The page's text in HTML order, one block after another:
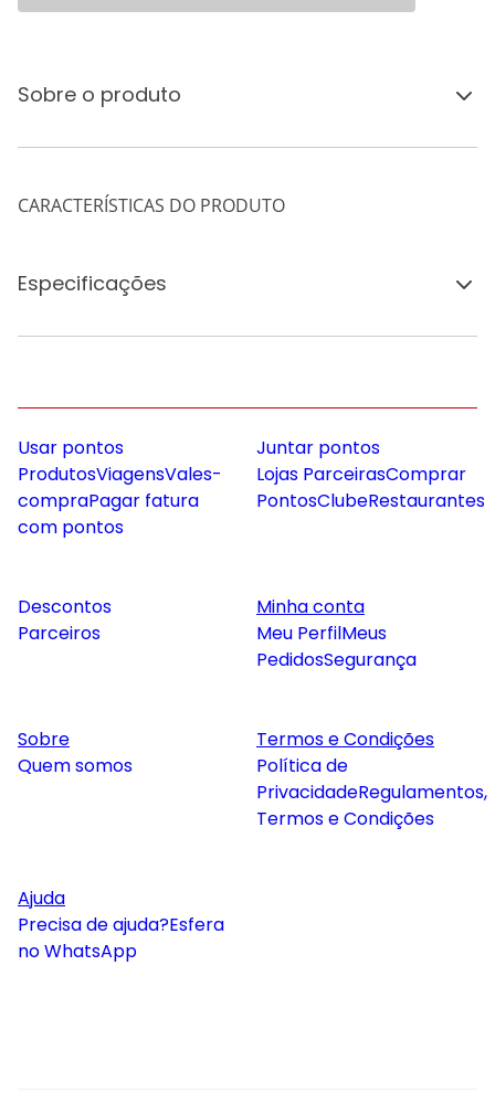
Sobre o produto
CARACTERÍSTICAS DO PRODUTO
Especificações
Usar pontos
ProdutosViagensVales-
compraPagar fatura
com pontos
Juntar pontos
Lojas ParceirasComprar
PontosClubeRestaurantes
Descontos
Parceiros
Minha conta
Meu PerfilMeus
PedidosSegurança
Sobre
Quem somos
Termos e Condições
Política de
PrivacidadeRegulamentos,
Termos e Condições
Ajuda
Precisa de ajuda?Esfera
no WhatsApp